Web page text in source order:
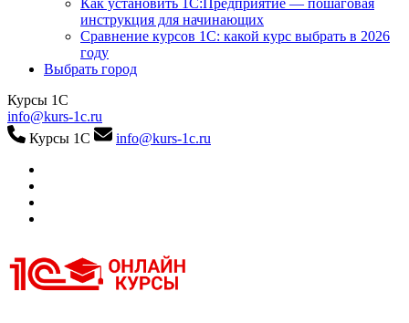
Как установить 1С:Предприятие — пошаговая
инструкция для начинающих
Сравнение курсов 1С: какой курс выбрать в 2026
году
Выбрать город
Курсы 1С
info@kurs-1c.ru
Курсы 1С
info@kurs-1c.ru